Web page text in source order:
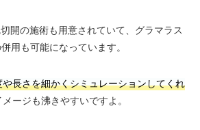
開の施術も用意されていて、グラマラス
用も可能になっています。
長さを細かくシミュレーションしてくれ
ージも沸きやすいですよ。